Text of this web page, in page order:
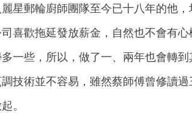
星郵輪廚師團隊至今已十八年的他
喜歡拖延發放薪金，自然也不會有
一些，所以，做了一、兩年也會轉
技術並不容易，雖然蔡師傅曾修讀
。